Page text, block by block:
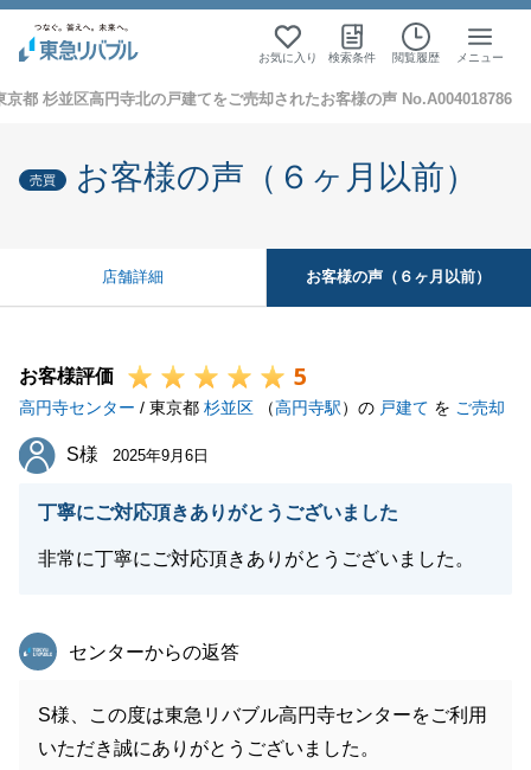
お気に入り 検索条件 閲覧履歴 メニュー
京都 杉並区高円寺北の戸建てをご売却されたお客様の声 No.A004018786
売買 お客様の声（６ヶ月以前）
店舗詳細 お客様の声（６ヶ月以前）
お客様評価 5
高円寺センター / 東京都 杉並区 （高円寺駅）の 戸建て を ご売却
S様
S様 2025年9月6日
丁寧にご対応頂きありがとうございました
非常に丁寧にご対応頂きありがとうございました。
東急リバブル
センターからの返答
S様、この度は東急リバブル高円寺センターをご利用
いただき誠にありがとうございました。